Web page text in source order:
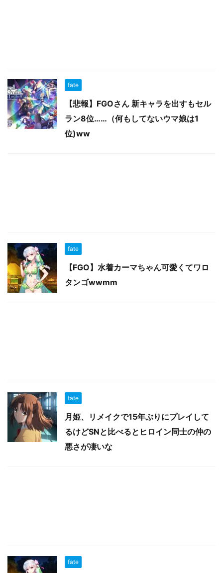
fate
【悲報】FGOさん 新キャラを出すもセル
ラン8位……（何もしてないウマ娘は1
位)ww
fate
【FGO】水着カーマちゃん可愛くてワロ
タンゴwwmm
fate
月姫、リメイクで15年ぶりにプレイして
るけどSNと比べるとヒロイン同士の仲の
悪さが凄いな
fate